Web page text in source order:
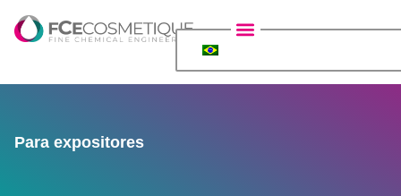
Para expositores